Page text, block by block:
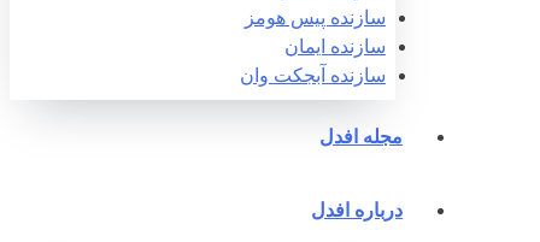
سازنده پیس هومز
سازنده ایمان
سازنده آبجکت وان‎
مجله افدل
درباره افدل